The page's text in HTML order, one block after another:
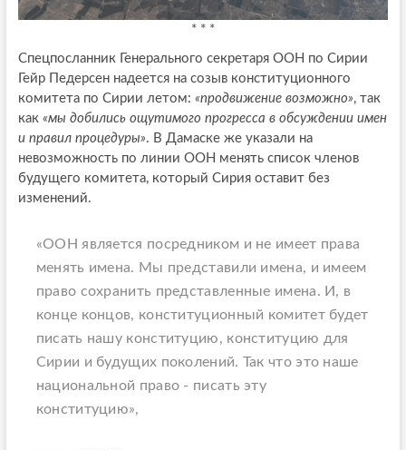
* * *
Спецпосланник Генерального секретаря ООН по Сирии
Гейр Педерсен надеется на созыв конституционного
комитета по Сирии летом: «продвижение возможно», так
как «мы добились ощутимого прогресса в обсуждении имен
и правил процедуры». В Дамаске же указали на
невозможность по линии ООН менять список членов
будущего комитета, который Сирия оставит без
изменений.
«ООН является посредником и не имеет права
менять имена. Мы представили имена, и имеем
право сохранить представленные имена. И, в
конце концов, конституционный комитет будет
писать нашу конституцию, конституцию для
Сирии и будущих поколений. Так что это наше
национальной право - писать эту
конституцию»,